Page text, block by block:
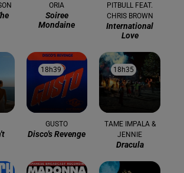
ORIA
Soiree
Mondaine
PITBULL FEAT.
CHRIS BROWN
International
Love
18h39
18h39
GUSTO
Disco's Revenge
18h35
18h35
TAME IMPALA &
JENNIE
Dracula